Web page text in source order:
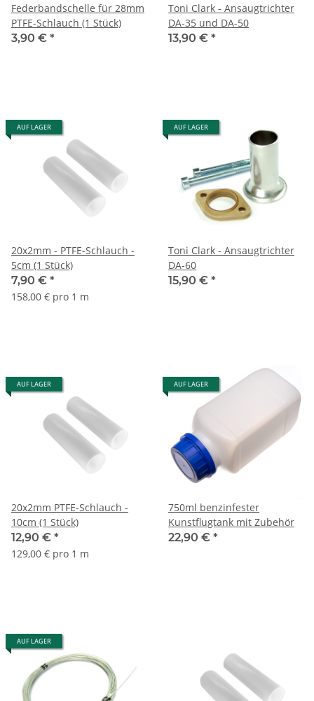
Federbandschelle für 28mm
PTFE-Schlauch (1 Stück)
3,90 € *
Toni Clark - Ansaugtrichter
DA-35 und DA-50
13,90 € *
AUF LAGER
20x2mm - PTFE-Schlauch -
5cm (1 Stück)
7,90 € *
158,00 € pro 1 m
AUF LAGER
Toni Clark - Ansaugtrichter
DA-60
15,90 € *
AUF LAGER
20x2mm PTFE-Schlauch -
10cm (1 Stück)
12,90 € *
129,00 € pro 1 m
AUF LAGER
750ml benzinfester
Kunstflugtank mit Zubehör
22,90 € *
AUF LAGER